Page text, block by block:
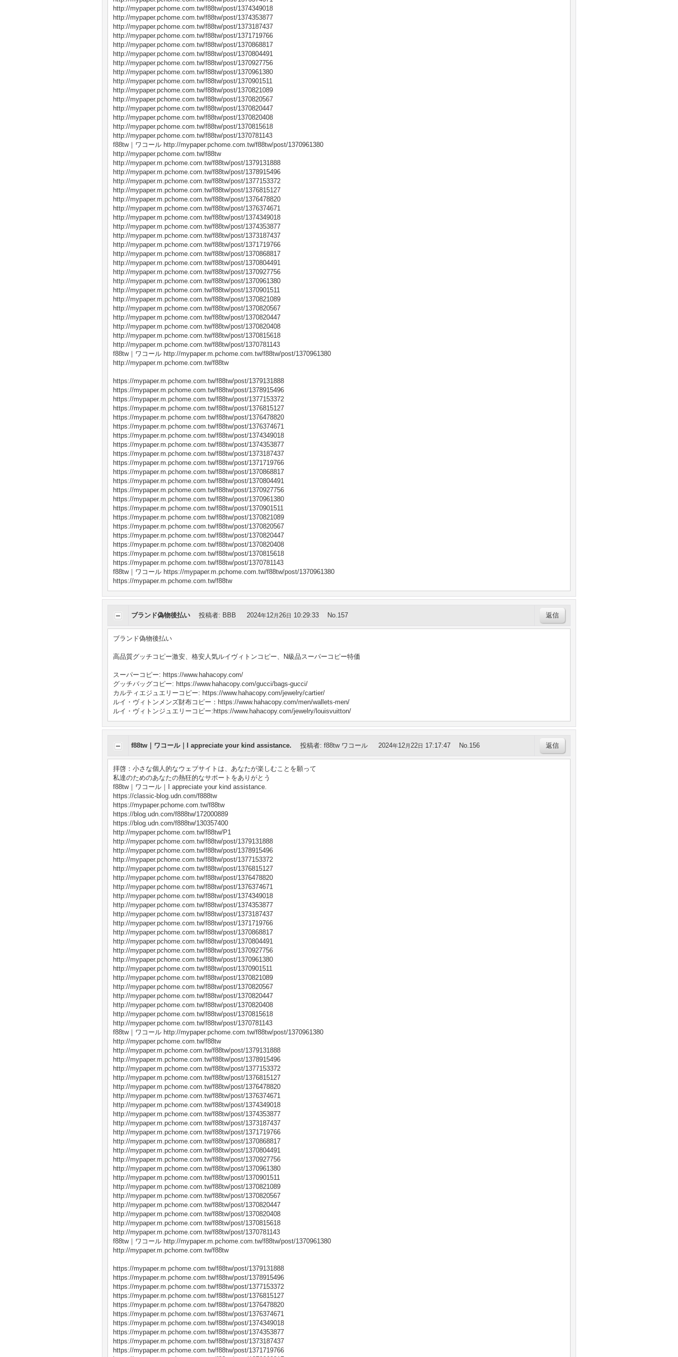
http://mypaper.pchome.com.tw/f88tw/post/1374349018
http://mypaper.pchome.com.tw/f88tw/post/1374353877
http://mypaper.pchome.com.tw/f88tw/post/1373187437
http://mypaper.pchome.com.tw/f88tw/post/1371719766
http://mypaper.pchome.com.tw/f88tw/post/1370868817
http://mypaper.pchome.com.tw/f88tw/post/1370804491
http://mypaper.pchome.com.tw/f88tw/post/1370927756
http://mypaper.pchome.com.tw/f88tw/post/1370961380
http://mypaper.pchome.com.tw/f88tw/post/1370901511
http://mypaper.pchome.com.tw/f88tw/post/1370821089
http://mypaper.pchome.com.tw/f88tw/post/1370820567
http://mypaper.pchome.com.tw/f88tw/post/1370820447
http://mypaper.pchome.com.tw/f88tw/post/1370820408
http://mypaper.pchome.com.tw/f88tw/post/1370815618
http://mypaper.pchome.com.tw/f88tw/post/1370781143
f88tw｜ワコール http://mypaper.pchome.com.tw/f88tw/post/1370961380
http://mypaper.pchome.com.tw/f88tw
http://mypaper.m.pchome.com.tw/f88tw/post/1379131888
http://mypaper.m.pchome.com.tw/f88tw/post/1378915496
http://mypaper.m.pchome.com.tw/f88tw/post/1377153372
http://mypaper.m.pchome.com.tw/f88tw/post/1376815127
http://mypaper.m.pchome.com.tw/f88tw/post/1376478820
http://mypaper.m.pchome.com.tw/f88tw/post/1376374671
http://mypaper.m.pchome.com.tw/f88tw/post/1374349018
http://mypaper.m.pchome.com.tw/f88tw/post/1374353877
http://mypaper.m.pchome.com.tw/f88tw/post/1373187437
http://mypaper.m.pchome.com.tw/f88tw/post/1371719766
http://mypaper.m.pchome.com.tw/f88tw/post/1370868817
http://mypaper.m.pchome.com.tw/f88tw/post/1370804491
http://mypaper.m.pchome.com.tw/f88tw/post/1370927756
http://mypaper.m.pchome.com.tw/f88tw/post/1370961380
http://mypaper.m.pchome.com.tw/f88tw/post/1370901511
http://mypaper.m.pchome.com.tw/f88tw/post/1370821089
http://mypaper.m.pchome.com.tw/f88tw/post/1370820567
http://mypaper.m.pchome.com.tw/f88tw/post/1370820447
http://mypaper.m.pchome.com.tw/f88tw/post/1370820408
http://mypaper.m.pchome.com.tw/f88tw/post/1370815618
http://mypaper.m.pchome.com.tw/f88tw/post/1370781143
f88tw｜ワコール http://mypaper.m.pchome.com.tw/f88tw/post/1370961380
http://mypaper.m.pchome.com.tw/f88tw
https://mypaper.m.pchome.com.tw/f88tw/post/1379131888
https://mypaper.m.pchome.com.tw/f88tw/post/1378915496
https://mypaper.m.pchome.com.tw/f88tw/post/1377153372
https://mypaper.m.pchome.com.tw/f88tw/post/1376815127
https://mypaper.m.pchome.com.tw/f88tw/post/1376478820
https://mypaper.m.pchome.com.tw/f88tw/post/1376374671
https://mypaper.m.pchome.com.tw/f88tw/post/1374349018
https://mypaper.m.pchome.com.tw/f88tw/post/1374353877
https://mypaper.m.pchome.com.tw/f88tw/post/1373187437
https://mypaper.m.pchome.com.tw/f88tw/post/1371719766
https://mypaper.m.pchome.com.tw/f88tw/post/1370868817
https://mypaper.m.pchome.com.tw/f88tw/post/1370804491
https://mypaper.m.pchome.com.tw/f88tw/post/1370927756
https://mypaper.m.pchome.com.tw/f88tw/post/1370961380
https://mypaper.m.pchome.com.tw/f88tw/post/1370901511
https://mypaper.m.pchome.com.tw/f88tw/post/1370821089
https://mypaper.m.pchome.com.tw/f88tw/post/1370820567
https://mypaper.m.pchome.com.tw/f88tw/post/1370820447
https://mypaper.m.pchome.com.tw/f88tw/post/1370820408
https://mypaper.m.pchome.com.tw/f88tw/post/1370815618
https://mypaper.m.pchome.com.tw/f88tw/post/1370781143
f88tw｜ワコール https://mypaper.m.pchome.com.tw/f88tw/post/1370961380
https://mypaper.m.pchome.com.tw/f88tw
ブランド偽物後払い 投稿者: BBB 2024年12月26日 10:29:33 No.157
ブランド偽物後払い
高品質グッチコピー激安、格安人気ルイヴィトンコピー、N級品スーパーコピー特価
スーパーコピー: https://www.hahacopy.com/
グッチバッグコピー: https://www.hahacopy.com/gucci/bags-gucci/
カルティエジュエリーコピー: https://www.hahacopy.com/jewelry/cartier/
ルイ・ヴィトンメンズ財布コピー：https://www.hahacopy.com/men/wallets-men/
ルイ・ヴィトンジュエリーコピー:https://www.hahacopy.com/jewelry/louisvuitton/
f88tw｜ワコール｜I appreciate your kind assistance. 投稿者: f88tw ワコール 2024年12月22日 17:17:47 No.156
拝啓：小さな個人的なウェブサイトは、あなたが楽しむことを願って
私達のためのあなたの熱狂的なサポートをありがとう
f88tw｜ワコール｜I appreciate your kind assistance.
https://classic-blog.udn.com/f888tw
https://mypaper.pchome.com.tw/f88tw
https://blog.udn.com/f888tw/172000889
https://blog.udn.com/f888tw/130357400
http://mypaper.pchome.com.tw/f88tw/P1
http://mypaper.pchome.com.tw/f88tw/post/1379131888
http://mypaper.pchome.com.tw/f88tw/post/1378915496
http://mypaper.pchome.com.tw/f88tw/post/1377153372
http://mypaper.pchome.com.tw/f88tw/post/1376815127
http://mypaper.pchome.com.tw/f88tw/post/1376478820
http://mypaper.pchome.com.tw/f88tw/post/1376374671
http://mypaper.pchome.com.tw/f88tw/post/1374349018
http://mypaper.pchome.com.tw/f88tw/post/1374353877
http://mypaper.pchome.com.tw/f88tw/post/1373187437
http://mypaper.pchome.com.tw/f88tw/post/1371719766
http://mypaper.pchome.com.tw/f88tw/post/1370868817
http://mypaper.pchome.com.tw/f88tw/post/1370804491
http://mypaper.pchome.com.tw/f88tw/post/1370927756
http://mypaper.pchome.com.tw/f88tw/post/1370961380
http://mypaper.pchome.com.tw/f88tw/post/1370901511
http://mypaper.pchome.com.tw/f88tw/post/1370821089
http://mypaper.pchome.com.tw/f88tw/post/1370820567
http://mypaper.pchome.com.tw/f88tw/post/1370820447
http://mypaper.pchome.com.tw/f88tw/post/1370820408
http://mypaper.pchome.com.tw/f88tw/post/1370815618
http://mypaper.pchome.com.tw/f88tw/post/1370781143
f88tw｜ワコール http://mypaper.pchome.com.tw/f88tw/post/1370961380
http://mypaper.pchome.com.tw/f88tw
http://mypaper.m.pchome.com.tw/f88tw/post/1379131888
http://mypaper.m.pchome.com.tw/f88tw/post/1378915496
http://mypaper.m.pchome.com.tw/f88tw/post/1377153372
http://mypaper.m.pchome.com.tw/f88tw/post/1376815127
http://mypaper.m.pchome.com.tw/f88tw/post/1376478820
http://mypaper.m.pchome.com.tw/f88tw/post/1376374671
http://mypaper.m.pchome.com.tw/f88tw/post/1374349018
http://mypaper.m.pchome.com.tw/f88tw/post/1374353877
http://mypaper.m.pchome.com.tw/f88tw/post/1373187437
http://mypaper.m.pchome.com.tw/f88tw/post/1371719766
http://mypaper.m.pchome.com.tw/f88tw/post/1370868817
http://mypaper.m.pchome.com.tw/f88tw/post/1370804491
http://mypaper.m.pchome.com.tw/f88tw/post/1370927756
http://mypaper.m.pchome.com.tw/f88tw/post/1370961380
http://mypaper.m.pchome.com.tw/f88tw/post/1370901511
http://mypaper.m.pchome.com.tw/f88tw/post/1370821089
http://mypaper.m.pchome.com.tw/f88tw/post/1370820567
http://mypaper.m.pchome.com.tw/f88tw/post/1370820447
http://mypaper.m.pchome.com.tw/f88tw/post/1370820408
http://mypaper.m.pchome.com.tw/f88tw/post/1370815618
http://mypaper.m.pchome.com.tw/f88tw/post/1370781143
f88tw｜ワコール http://mypaper.m.pchome.com.tw/f88tw/post/1370961380
http://mypaper.m.pchome.com.tw/f88tw
https://mypaper.m.pchome.com.tw/f88tw/post/1379131888
https://mypaper.m.pchome.com.tw/f88tw/post/1378915496
https://mypaper.m.pchome.com.tw/f88tw/post/1377153372
https://mypaper.m.pchome.com.tw/f88tw/post/1376815127
https://mypaper.m.pchome.com.tw/f88tw/post/1376478820
https://mypaper.m.pchome.com.tw/f88tw/post/1376374671
https://mypaper.m.pchome.com.tw/f88tw/post/1374349018
https://mypaper.m.pchome.com.tw/f88tw/post/1374353877
https://mypaper.m.pchome.com.tw/f88tw/post/1373187437
https://mypaper.m.pchome.com.tw/f88tw/post/1371719766